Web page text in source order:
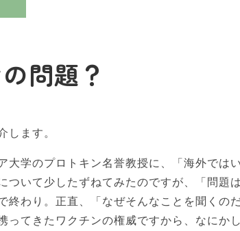
問題？
ます。
大学のプロトキン名誉教授に、「海外では
いて少したずねてみたのですが、「問題
終わり。正直、「なぜそんなことを聞くの
ってきたワクチンの権威ですから、なにか